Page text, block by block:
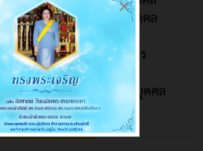
ารและพัฒนาทรัพยากรบุคคล
นโยบายการปฏิบัติราชการ
Workplace)
อร้องเรียนด้านทรัพยากรบุคคล
×